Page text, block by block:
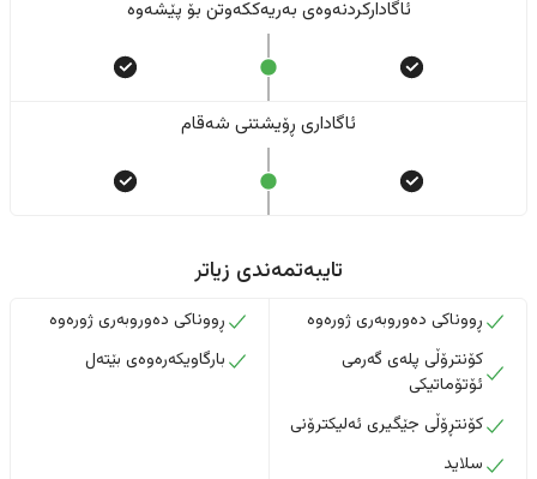
ئاگادارکردنەوەی بەریەککەوتن بۆ پێشەوە
ئاگاداری ڕۆیشتنی شەقام
تایبەتمەندی زیاتر
ڕووناکی دەوروبەری ژورەوە
کۆنترۆڵی پلەی گەرمی
ئۆتۆماتیکی
کۆنتڕۆڵی جێگیری ئەلیکترۆنی
سلاید
ڕووناکی دەوروبەری ژورەوە
بارگاویکەرەوەی بێتەل